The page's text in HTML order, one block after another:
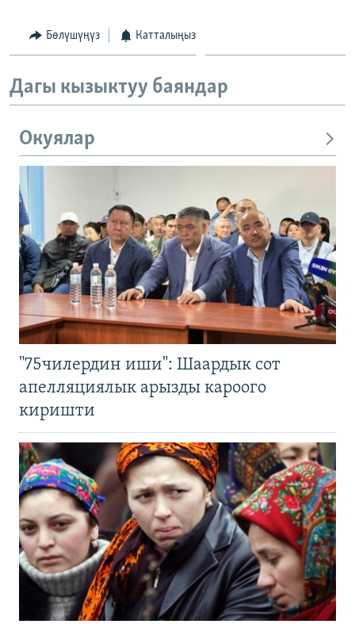
Бөлүшүңүз Катталыңыз
Дагы кызыктуу баяндар
Окуялар
"75чилердин иши": Шаардык сот
апелляциялык арызды кароого
киришти